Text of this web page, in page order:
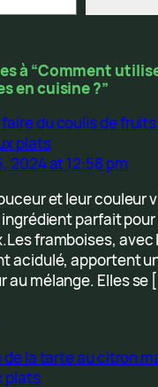
à “Comment
en cuisine ?”
du coulis de
plats
2024 at 12:58 pm
et leur couleur
parfait
framboises, avec
acidulé, apportent
au mélange. Elles se
la tarte au citron
plats